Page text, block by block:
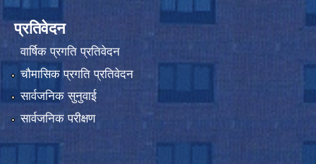
प्रतिवेदन
वार्षिक प्रगति प्रतिवेदन
चौमासिक प्रगति प्रतिवेदन
सार्वजनिक सुनुवाई
सार्वजनिक परीक्षण